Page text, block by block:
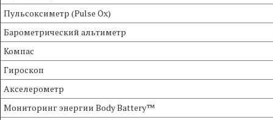
Пульсоксиметр (Pulse Ox)
Барометрический альтиметр
Компас
Гироскоп
Акселерометр
Мониторинг энергии Body Battery™